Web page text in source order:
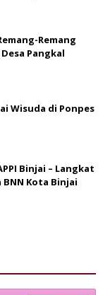
Remang
Pangkal
Wisuda di Ponpes
Binjai – Langkat
Kota Binjai